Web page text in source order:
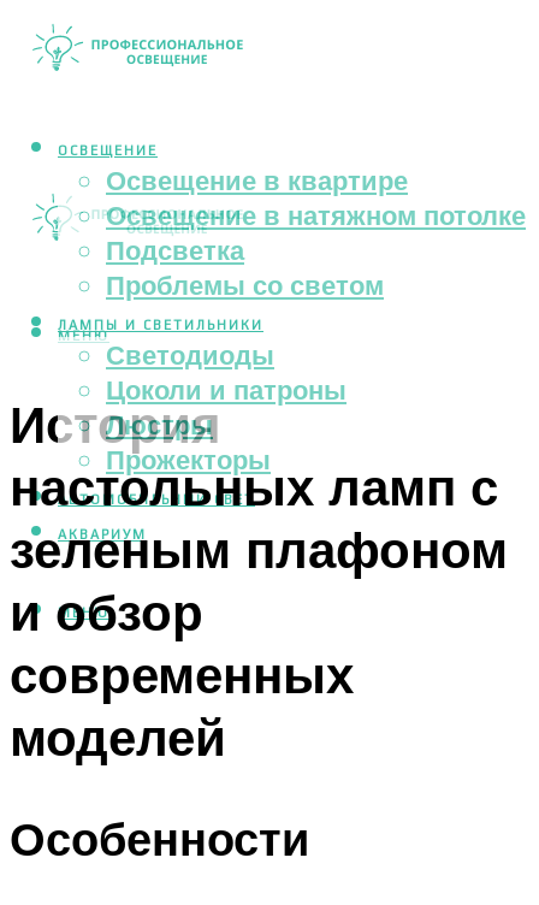
ОСВЕЩЕНИЕ
Освещение в квартире
Освещение в натяжном потолке
Подсветка
Проблемы со светом
ЛАМПЫ И СВЕТИЛЬНИКИ
Светодиоды
Цоколи и патроны
Люстры
Прожекторы
АВТОМОБИЛЬНЫЙ СВЕТ
АКВАРИУМ
МЕНЮ
МЕНЮ
История
настольных ламп с
зеленым плафоном
и обзор
современных
моделей
Особенности